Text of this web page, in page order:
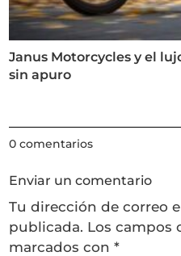
Janus Motorcycles y el
sin apuro
0 comentarios
Enviar un comentario
Tu dirección de correo
publicada. Los campos
marcados con*